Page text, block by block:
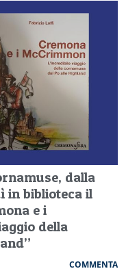
dalla
in biblioteca il
e i
della
COMMENTA